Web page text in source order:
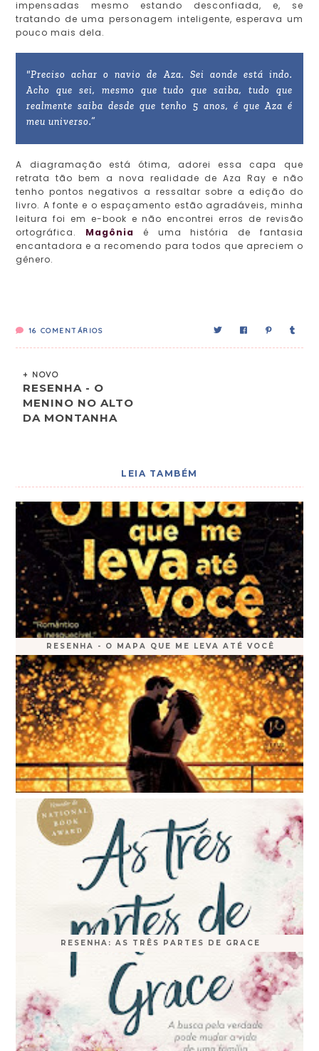
impensadas mesmo estando desconfiada, e, se
tratando de uma personagem inteligente, esperava um
pouco mais dela.
"Preciso achar o navio de Aza. Sei aonde está indo.
Acho que sei, mesmo que tudo que saiba, tudo que
realmente saiba desde que tenho 5 anos, é que Aza é
meu universo.”
A diagramação está ótima, adorei essa capa que
retrata tão bem a nova realidade de Aza Ray e não
tenho pontos negativos a ressaltar sobre a edição do
livro. A fonte e o espaçamento estão agradáveis, minha
leitura foi em e-book e não encontrei erros de revisão
ortográfica.
Magônia
é uma história de fantasia
encantadora e a recomendo para todos que apreciem o
gênero.
16 COMENTÁRIOS
+ NOVO
RESENHA - O
MENINO NO ALTO
DA MONTANHA
LEIA TAMBÉM
RESENHA - O MAPA QUE ME LEVA ATÉ VOCÊ
RESENHA: AS TRÊS PARTES DE GRACE